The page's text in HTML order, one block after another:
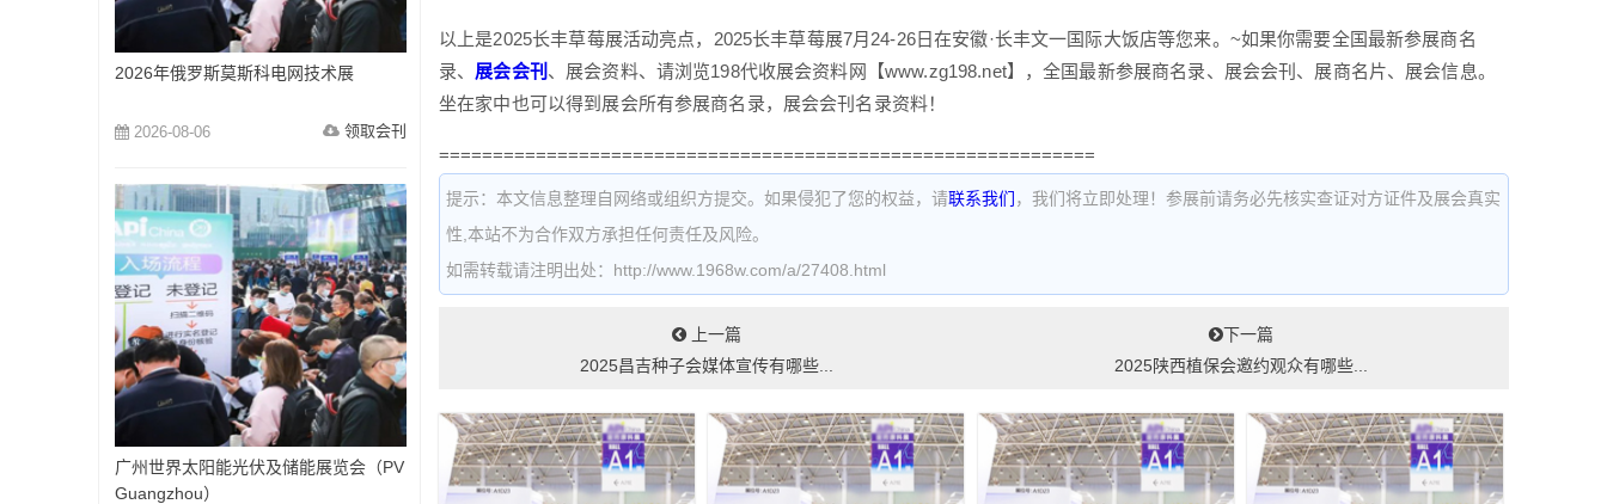
以上是2025长丰草莓展活动亮点，2025长丰草莓展7月24-26日在安徽·长丰文一国际大饭店等您来。~如果你需要全国最新参展商名
录、 展会会刊 、展会资料、请浏览198代收展会资料网【www.zg198.net】，全国最新参展商名录、展会会刊、展商名片、展会信息。
坐在家中也可以得到展会所有参展商名录，展会会刊名录资料！
=============================================================
提示：本文信息整理自网络或组织方提交。如果侵犯了您的权益，请联系我们 ，我们将立即处理！参展前请务必先核实查证对方证件及展会真实
性,本站不为合作双方承担任何责任及风险。
如需转载请注明出处：http://www.1968w.com/a/27408.html
上一篇
2025昌吉种子会媒体宣传有哪些...
下一篇
2025陕西植保会邀约观众有哪些...
2026年俄罗斯莫斯科电网技术展
2026-08-06 领取会刊
广州世界太阳能光伏及储能展览会（PV
Guangzhou）